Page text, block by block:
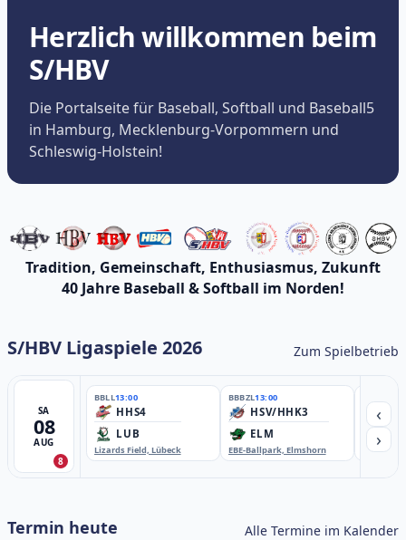
Herzlich willkommen beim
S/HBV
Die Portalseite für Baseball, Softball und Baseball5
in Hamburg, Mecklenburg-Vorpommern und
Schleswig-Holstein!
Tradition, Gemeinschaft, Enthusiasmus, Zukunft
40 Jahre Baseball & Softball im Norden!
S/HBV Ligaspiele 2026 Zum Spielbetrieb
SA
08
AUG
8
BBLL13:00
HHS4
LUB
Lizards Field, Lübeck
BBBZL13:00
HSV/HHK3
ELM
EBE-Ballpark, Elmshorn
‹
›
Termin heute Alle Termine im Kalender